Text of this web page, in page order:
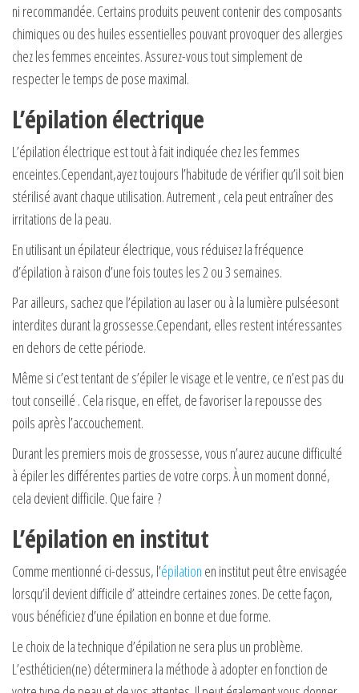
ni recommandée. Certains produits peuvent contenir des composants
chimiques ou des huiles essentielles pouvant provoquer des allergies
chez les femmes enceintes. Assurez-vous tout simplement de
respecter le temps de pose maximal.
L’épilation électrique
L’épilation électrique est tout à fait indiquée chez les femmes
enceintes.Cependant,ayez toujours l’habitude de vérifier qu’il soit bien
stérilisé avant chaque utilisation. Autrement , cela peut entraîner des
irritations de la peau.
En utilisant un épilateur électrique, vous réduisez la fréquence
d’épilation à raison d’une fois toutes les 2 ou 3 semaines.
Par ailleurs, sachez que l’épilation au laser ou à la lumière pulséesont
interdites durant la grossesse.Cependant, elles restent intéressantes
en dehors de cette période.
Même si c’est tentant de s’épiler le visage et le ventre, ce n’est pas du
tout conseillé . Cela risque, en effet, de favoriser la repousse des
poils après l’accouchement.
Durant les premiers mois de grossesse, vous n’aurez aucune difficulté
à épiler les différentes parties de votre corps. À un moment donné,
cela devient difficile. Que faire ?
L’épilation en institut
Comme mentionné ci-dessus, l’épilation en institut peut être envisagée
lorsqu’il devient difficile d’ atteindre certaines zones. De cette façon,
vous bénéficiez d’une épilation en bonne et due forme.
Le choix de la technique d’épilation ne sera plus un problème.
L’esthéticien(ne) déterminera la méthode à adopter en fonction de